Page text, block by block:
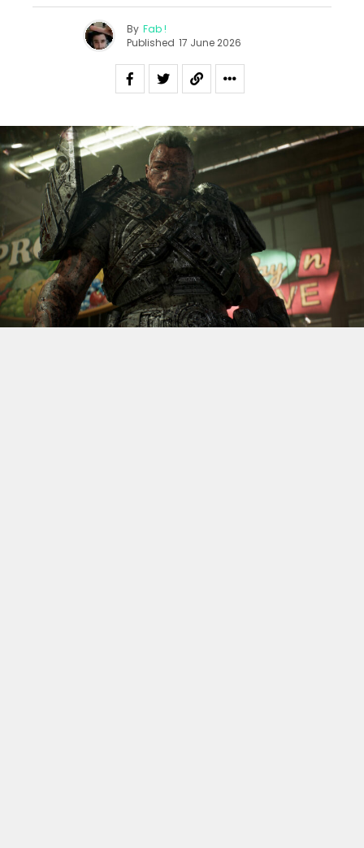
By Fab !
Published 17 June 2026